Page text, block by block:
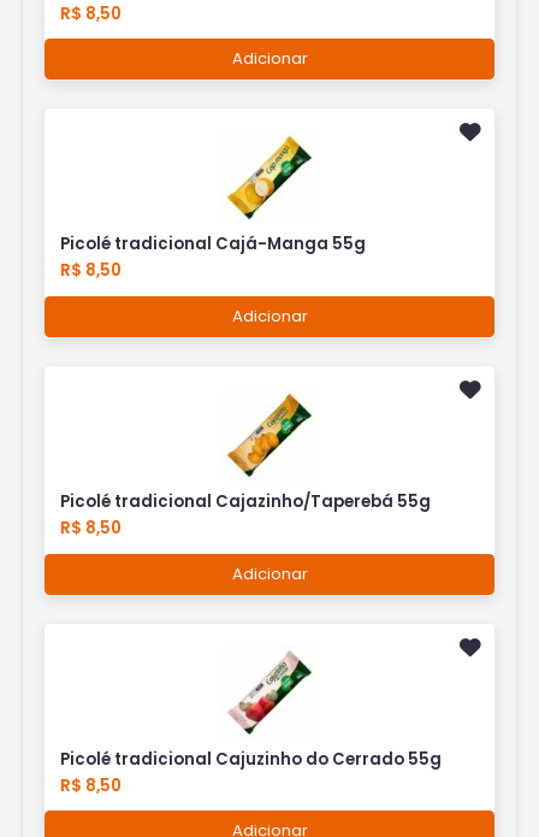
R$ 8,50
Adicionar
Picolé tradicional Cajá-Manga 55g
R$ 8,50
Adicionar
Picolé tradicional Cajazinho/Taperebá 55g
R$ 8,50
Adicionar
Picolé tradicional Cajuzinho do Cerrado 55g
R$ 8,50
Adicionar